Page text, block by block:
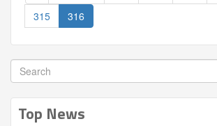
315
316
Top News